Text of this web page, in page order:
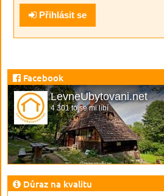
Přihlásit se
Facebook
LevneUbytovani.net
4 301 to se mi líbí
Důraz na kvalitu